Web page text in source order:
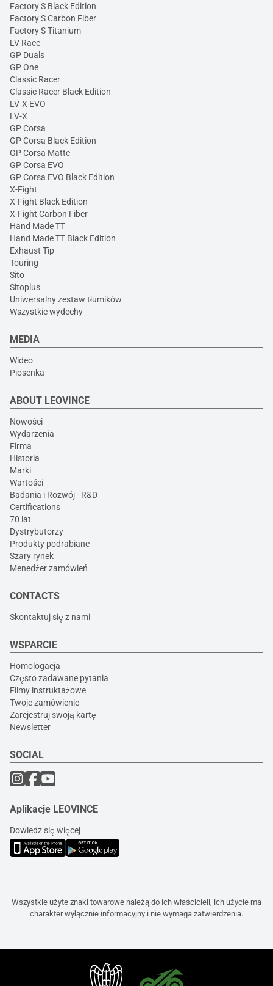
Factory S Black Edition
Factory S Carbon Fiber
Factory S Titanium
LV Race
GP Duals
GP One
Classic Racer
Classic Racer Black Edition
LV-X EVO
LV-X
GP Corsa
GP Corsa Black Edition
GP Corsa Matte
GP Corsa EVO
GP Corsa EVO Black Edition
X-Fight
X-Fight Black Edition
X-Fight Carbon Fiber
Hand Made TT
Hand Made TT Black Edition
Exhaust Tip
Touring
Sito
Sitoplus
Uniwersalny zestaw tłumików
Wszystkie wydechy
MEDIA
Wideo
Piosenka
ABOUT LEOVINCE
Nowości
Wydarzenia
Firma
Historia
Marki
Wartości
Badania i Rozwój - R&D
Certifications
70 lat
Dystrybutorzy
Produkty podrabiane
Szary rynek
Menedżer zamówień
CONTACTS
Skontaktuj się z nami
WSPARCIE
Homologacja
Często zadawane pytania
Filmy instruktażowe
Twoje zamówienie
Zarejestruj swoją kartę
Newsletter
SOCIAL
Aplikacje LEOVINCE
Dowiedz się więcej
Wszystkie użyte znaki towarowe należą do ich właścicieli, ich użycie ma
charakter wyłącznie informacyjny i nie wymaga zatwierdzenia.